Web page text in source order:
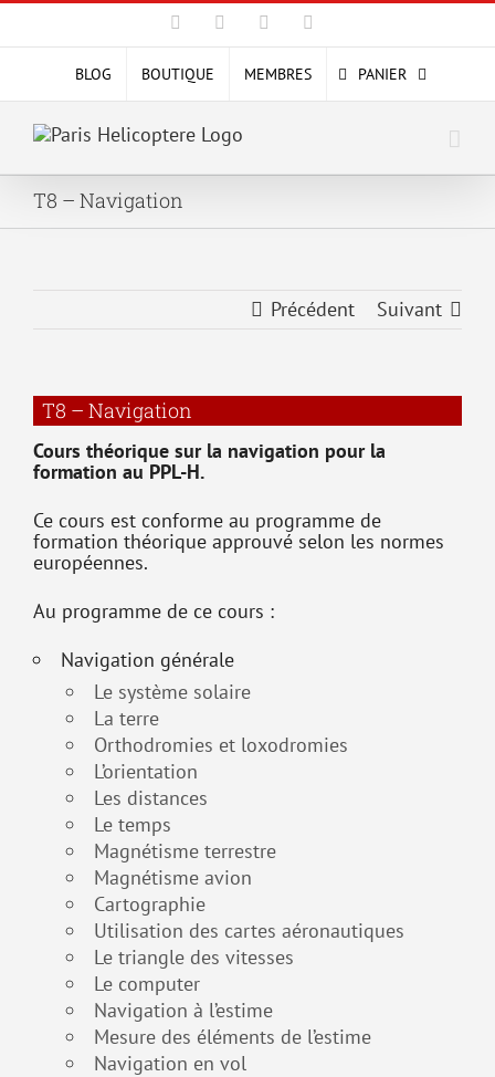
Passer
contenu
Facebook YouTube
BLOG BOUTIQUE MEMBRES PANIER
T8 – Navigation
Précédent Suivant
T8 – Navigation
Cours théorique sur la navigation pour la
formation au PPL-H.
Ce cours est conforme au programme de
formation théorique approuvé selon les normes
européennes.
Au programme de ce cours :
Navigation générale
Le système solaire
La terre
Orthodromies et loxodromies
L’orientation
Les distances
Le temps
Magnétisme terrestre
Magnétisme avion
Cartographie
Utilisation des cartes aéronautiques
Le triangle des vitesses
Le computer
Navigation à l’estime
Mesure des éléments de l’estime
Navigation en vol